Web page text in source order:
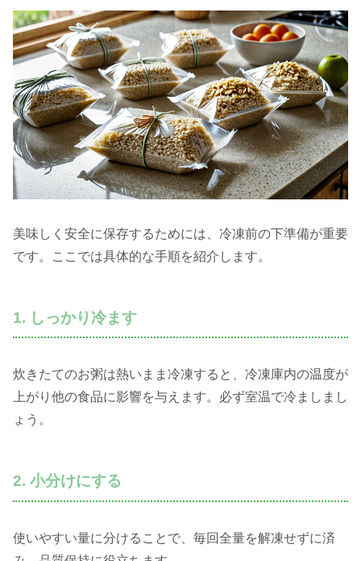
美味しく安全に保存するためには、冷凍前の下準備が重要
です。ここでは具体的な手順を紹介します。
1. しっかり冷ます
炊きたてのお粥は熱いまま冷凍すると、冷凍庫内の温度が
上がり他の食品に影響を与えます。必ず室温で冷ましまし
ょう。
2. 小分けにする
使いやすい量に分けることで、毎回全量を解凍せずに済